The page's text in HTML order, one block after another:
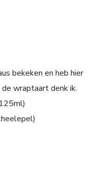
bekeken en heb hier
wraptaart denk ik.